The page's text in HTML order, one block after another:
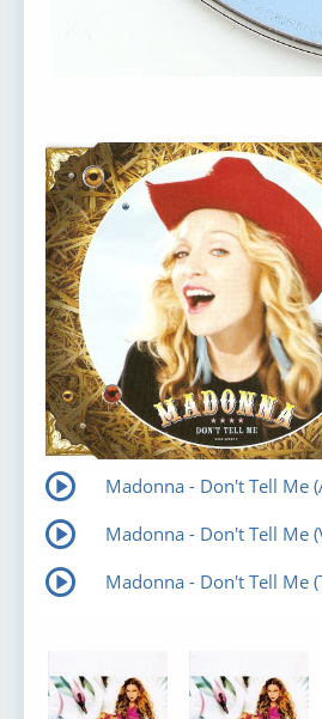
Madonna - Don't Tell Me
Madonna - Don't Tell Me
Madonna - Don't Tell Me